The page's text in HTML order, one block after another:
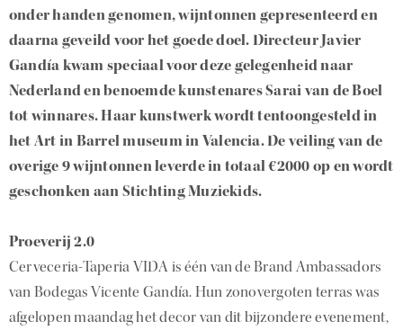
onder handen genomen, wijntonnen gepresenteerd en
daarna geveild voor het goede doel. Directeur Javier
Gandía kwam speciaal voor deze gelegenheid naar
Nederland en benoemde kunstenares Sarai van de Boel
tot winnares. Haar kunstwerk wordt tentoongesteld in
het Art in Barrel museum in Valencia. De veiling van de
overige 9 wijntonnen leverde in totaal €2000 op en wordt
geschonken aan Stichting Muziekids.
Proeverij 2.0
Cerveceria-Taperia VIDA is één van de Brand Ambassadors
van Bodegas Vicente Gandía. Hun zonovergoten terras was
afgelopen maandag het decor van dit bijzondere evenement,